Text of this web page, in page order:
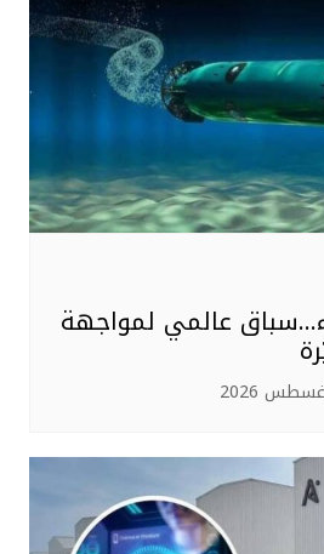
عالمي لمواجهة